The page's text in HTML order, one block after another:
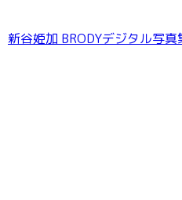
新谷姫加 BRODYデジタル写真